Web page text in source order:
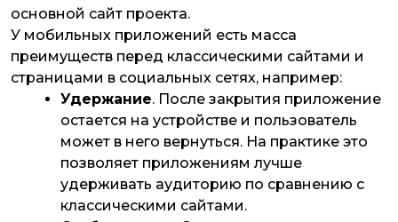
основной сайт проекта.
У мобильных приложений есть масса
преимуществ перед классическими сайтами и
страницами в социальных сетях, например:
Удержание. После закрытия приложение
остается на устройстве и пользователь
может в него вернуться. На практике это
позволяет приложениям лучше
удерживать аудиторию по сравнению с
классическими сайтами.